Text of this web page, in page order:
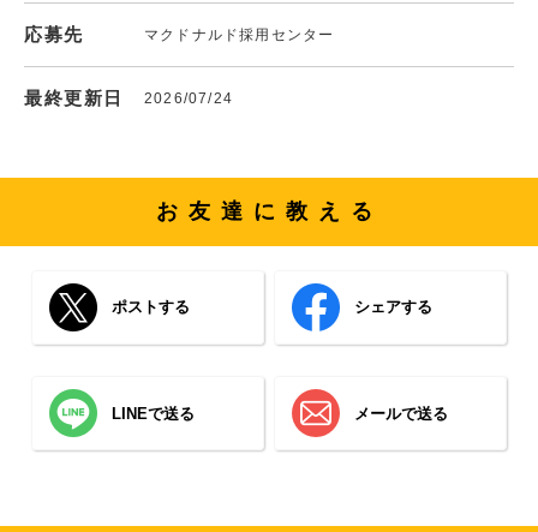
応募先 マクドナルド採用センター
最終更新日 2026/07/24
お友達に教える
ポストする シェアする
LINEで送る メールで送る